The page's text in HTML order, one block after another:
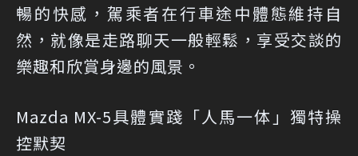
暢的快感，駕乘者在行車途中體態維持自
然，就像是走路聊天一般輕鬆，享受交談的
樂趣和欣賞身邊的風景。
Mazda MX-5具體實踐「人馬一体」獨特操
控默契